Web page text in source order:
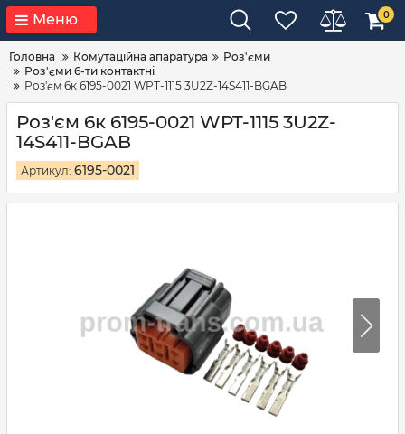
Меню 0
Головна Комутаційна апаратура
Роз'єми
Роз'єми 6-ти контактні
Роз'єм 6к 6195-0021 WPT-1115 3U2Z-14S411-BGAB
Роз'єм 6к 6195-0021 WPT-1115 3U2Z-
14S411-BGAB
Артикул: 6195-0021